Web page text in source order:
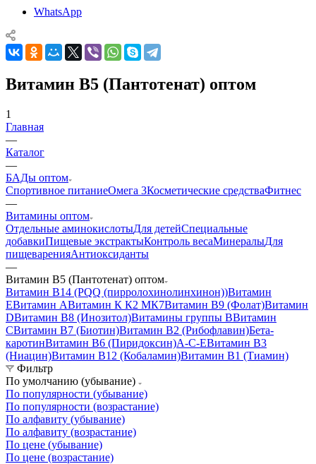
WhatsApp
Витамин B5 (Пантотенат) оптом
1
Главная
—
Каталог
—
БАДы оптом
Спортивное питаниеОмега 3Косметические средстваФитнес
—
Витамины оптом
Отдельные аминокислотыДля детейСпециальные
добавкиПищевые экстрактыКонтроль весаМинералыДля
пищеваренияАнтиоксиданты
—
Витамин B5 (Пантотенат) оптом
Витамин B14 (PQQ (пирролохинолинхинон))Витамин
ЕВитамин АВитамин К К2 МК7Витамин B9 (Фолат)Витамин
DВитамин B8 (Инозитол)Витамины группы BВитамин
СВитамин B7 (Биотин)Витамин B2 (Рибофлавин)Бета-
каротинВитамин B6 (Пиридоксин)A-C-EВитамин B3
(Ниацин)Витамин B12 (Кобаламин)Витамин B1 (Тиамин)
Фильтр
По умолчанию (убывание)
По популярности (убывание)
По популярности (возрастание)
По алфавиту (убывание)
По алфавиту (возрастание)
По цене (убывание)
По цене (возрастание)